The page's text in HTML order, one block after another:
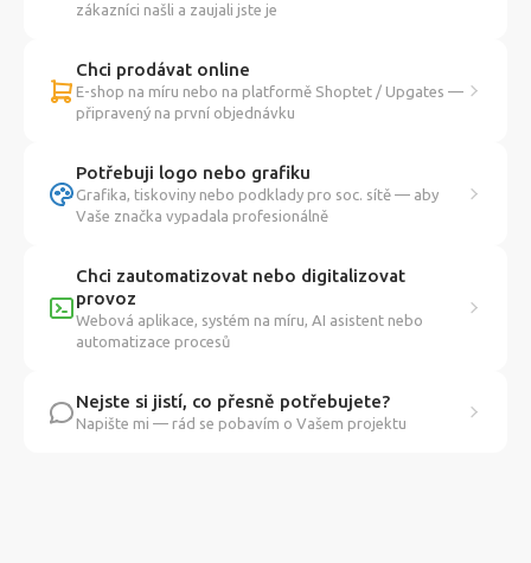
zákazníci našli a zaujali jste je
Chci prodávat online
E-shop na míru nebo na platformě Shoptet / Upgates —
připravený na první objednávku
Potřebuji logo nebo grafiku
Grafika, tiskoviny nebo podklady pro soc. sítě — aby
Vaše značka vypadala profesionálně
Chci zautomatizovat nebo digitalizovat
provoz
Webová aplikace, systém na míru, AI asistent nebo
automatizace procesů
Nejste si jistí, co přesně potřebujete?
Napište mi — rád se pobavím o Vašem projektu